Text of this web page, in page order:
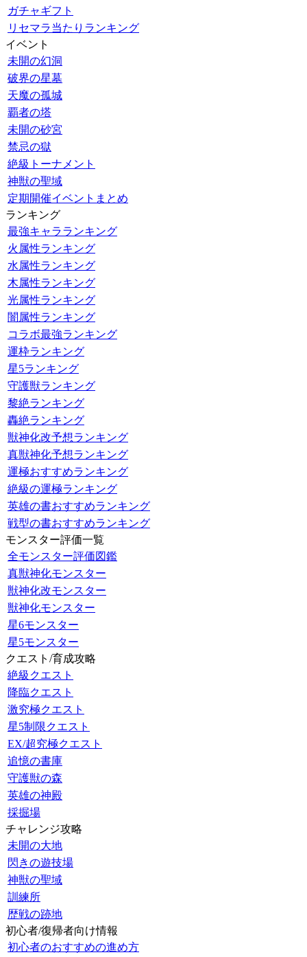
ガチャギフト
リセマラ当たりランキング
イベント
未開の幻洞
破界の星墓
天魔の孤城
覇者の塔
未開の砂宮
禁忌の獄
絶級トーナメント
神獣の聖域
定期開催イベントまとめ
ランキング
最強キャラランキング
火属性ランキング
水属性ランキング
木属性ランキング
光属性ランキング
闇属性ランキング
コラボ最強ランキング
運枠ランキング
星5ランキング
守護獣ランキング
黎絶ランキング
轟絶ランキング
獣神化改予想ランキング
真獣神化予想ランキング
運極おすすめランキング
絶級の運極ランキング
英雄の書おすすめランキング
戦型の書おすすめランキング
モンスター評価一覧
全モンスター評価図鑑
真獣神化モンスター
獣神化改モンスター
獣神化モンスター
星6モンスター
星5モンスター
クエスト/育成攻略
絶級クエスト
降臨クエスト
激究極クエスト
星5制限クエスト
EX/超究極クエスト
追憶の書庫
守護獣の森
英雄の神殿
採掘場
チャレンジ攻略
未開の大地
閃きの遊技場
神獣の聖域
訓練所
歴戦の跡地
初心者/復帰者向け情報
初心者のおすすめの進め方